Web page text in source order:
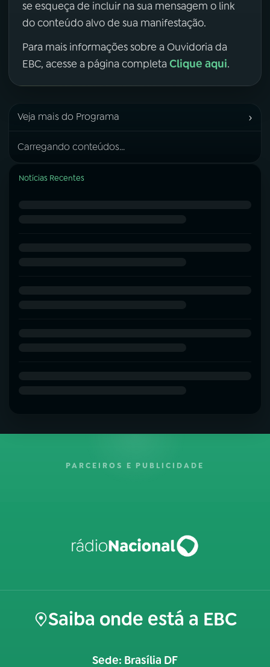
se esqueça de incluir na sua mensagem o link
do conteúdo alvo de sua manifestação.
Para mais informações sobre a Ouvidoria da
EBC, acesse a página completa Clique aqui.
Veja mais do Programa ›
Carregando conteúdos...
Notícias Recentes
PARCEIROS E PUBLICIDADE
Saiba onde está a EBC
Sede: Brasília DF